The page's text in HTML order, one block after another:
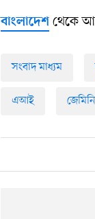
বাংলাদেশ থেকে
সংবাদ মাধ্যম
এআই